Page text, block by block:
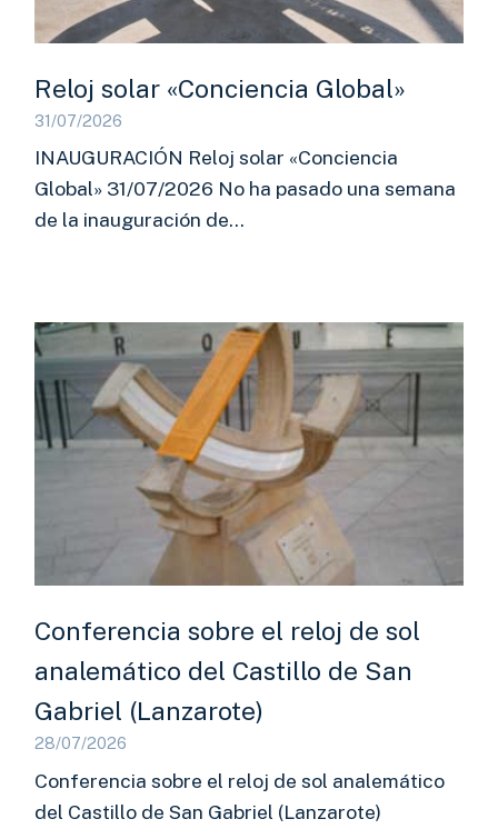
Reloj solar «Conciencia Global»
31/07/2026
INAUGURACIÓN Reloj solar «Conciencia
Global» 31/07/2026 No ha pasado una semana
de la inauguración de…
Conferencia sobre el reloj de sol
analemático del Castillo de San
Gabriel (Lanzarote)
28/07/2026
Conferencia sobre el reloj de sol analemático
del Castillo de San Gabriel (Lanzarote)